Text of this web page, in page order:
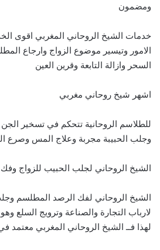
ومضمون
خدمات الشيخ الروحاني المغربي اقوى
الامور وتيسير موضوع الزواج وارجاع
السحر وازالة التابعة وقرين العين
اشهر شيخ روحاني مغربي
للطلاسم الروحانية تتحكم في تسخير
وجلب الحبيبة مجربة وعلاج المس وصرع
الشيخ الروحاني لجلب الحبيب للزواج
الشيخ الروحاني لفك الرصد المطلسم
لارباب التجارة والصناعة وترويج السلع
لهذا فــ الشيخ الروحاني المغربي